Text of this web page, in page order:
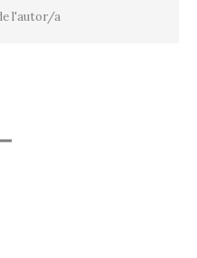
l'autor/a